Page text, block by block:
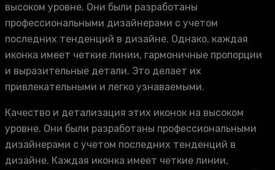
высоком уровне. Они были разработаны
профессиональными дизайнерами с учетом
последних тенденций в дизайне. Однако, каждая
иконка имеет четкие линии, гармоничные пропорции
и выразительные детали. Это делает их
привлекательными и легко узнаваемыми.
Качество и детализация этих иконок на высоком
уровне. Они были разработаны профессиональными
дизайнерами с учетом последних тенденций в
дизайне. Каждая иконка имеет четкие линии,